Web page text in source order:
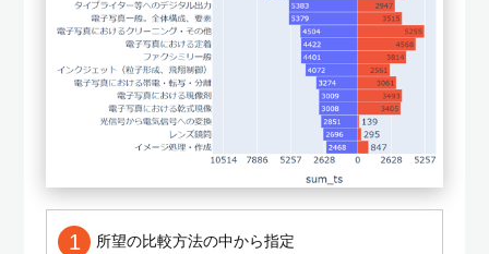
1 所望の比較方法の中から指定